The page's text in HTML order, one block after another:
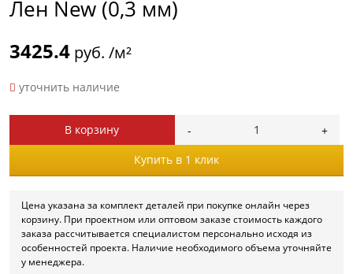
Лен New (0,3 мм)
3425.4 руб. /м²
уточнить наличие
В корзину
Купить в 1 клик
Цена указана за комплект деталей при покупке онлайн через
корзину. При проектном или оптовом заказе стоимость каждого
заказа рассчитывается специалистом персонально исходя из
особенностей проекта. Наличие необходимого объема уточняйте
у менеджера.